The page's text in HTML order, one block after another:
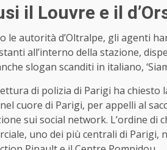
il Louvre e il
le autorità d’Oltralpe, gli agenti
all’interno della stazione,
slogan scanditi in italiano,
di polizia di Parigi ha chiesto
cuore di Parigi, per appelli al
sui social network. L’ordine di
uno dei più centrali di Parigi,